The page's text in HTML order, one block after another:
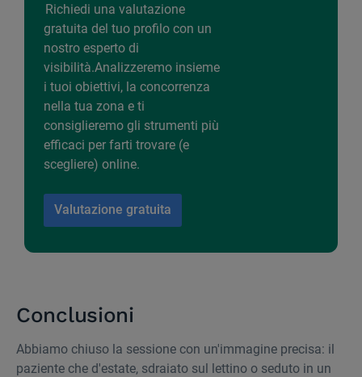
Richiedi una valutazione
gratuita del tuo profilo con un
nostro esperto di
visibilità.Analizzeremo insieme
i tuoi obiettivi, la concorrenza
nella tua zona e ti
consiglieremo gli strumenti più
efficaci per farti trovare (e
scegliere) online.
Valutazione gratuita
Conclusioni
Abbiamo chiuso la sessione con un'immagine precisa: il
paziente che d'estate, sdraiato sul lettino o seduto in un